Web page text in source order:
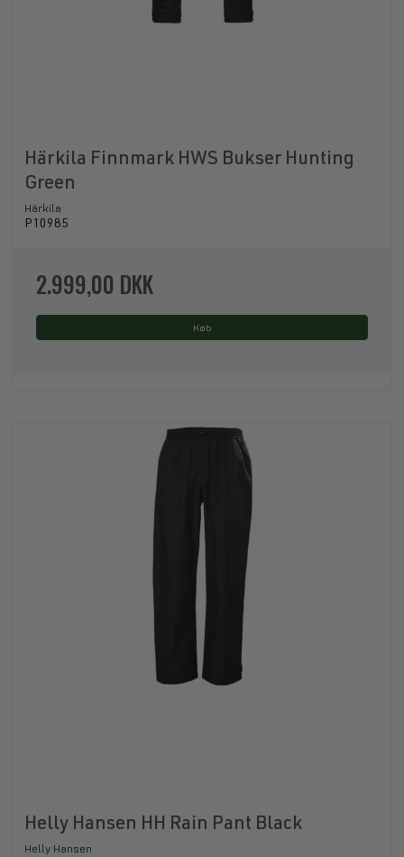
Härkila Finnmark HWS Bukser Hunting
Green
Härkila
P10985
2.999,00 DKK
Køb
Helly Hansen HH Rain Pant Black
Helly Hansen